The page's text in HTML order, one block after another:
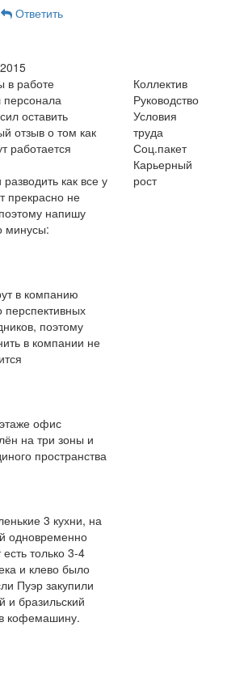
Ответить
в работе
оставить
отзыв о том как
работается
как все у
прекрасно не
напишу
минусы:
в компанию
перспективных
поэтому
в компании не
офис
на три зоны и
пространства
3 кухни, на
одновременно
только 3-4
и клево было
Пуэр закупили
и бразильский
кофемашину.
Коллектив
Руководство
Условия
труда
Соц.пакет
Карьерный
рост